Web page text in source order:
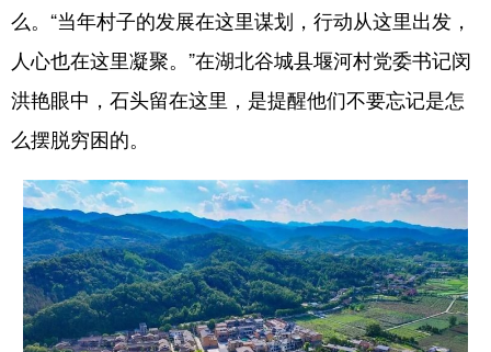
么。“当年村子的发展在这里谋划，行动从这里出发，
人心也在这里凝聚。”在湖北谷城县堰河村党委书记闵
洪艳眼中，石头留在这里，是提醒他们不要忘记是怎
么摆脱穷困的。